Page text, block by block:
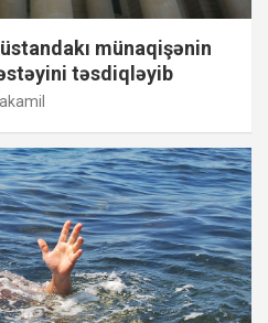
münaqişənin
təsdiqləyib